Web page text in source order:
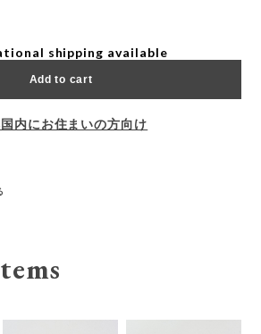
shipping available
Add to cart
内にお住まいの方向け